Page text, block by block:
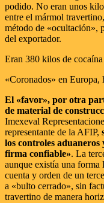
podido. No eran unos
entre el mármol
método de «ocultación»,
del exportador.
Eran 380 kilos de
«Coronados» en Europa,
El «favor», por otra
de material de
Imexeval
representante de la AFIP,
los controles aduaneros
firma confiable». La
aunque existía una forma
cuenta y orden de un
a «bulto cerrado», sin
travertino de manera